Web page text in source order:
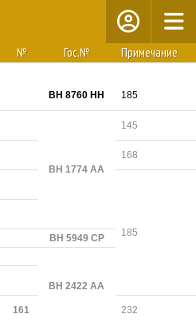
№ Гос.№ Примечание
BH 8760 HH 185
BH 1774 AA
145
168
185
BH 5949 CP
BH 2422 AA
161 232